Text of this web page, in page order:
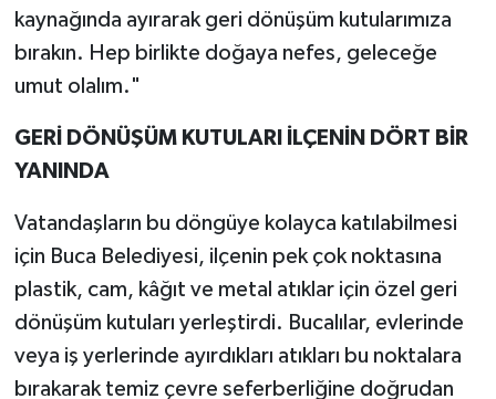
kaynağında ayırarak geri dönüşüm kutularımıza
bırakın. Hep birlikte doğaya nefes, geleceğe
umut olalım."
GERİ DÖNÜŞÜM KUTULARI İLÇENİN DÖRT BİR
YANINDA
Vatandaşların bu döngüye kolayca katılabilmesi
için Buca Belediyesi, ilçenin pek çok noktasına
plastik, cam, kâğıt ve metal atıklar için özel geri
dönüşüm kutuları yerleştirdi. Bucalılar, evlerinde
veya iş yerlerinde ayırdıkları atıkları bu noktalara
bırakarak temiz çevre seferberliğine doğrudan